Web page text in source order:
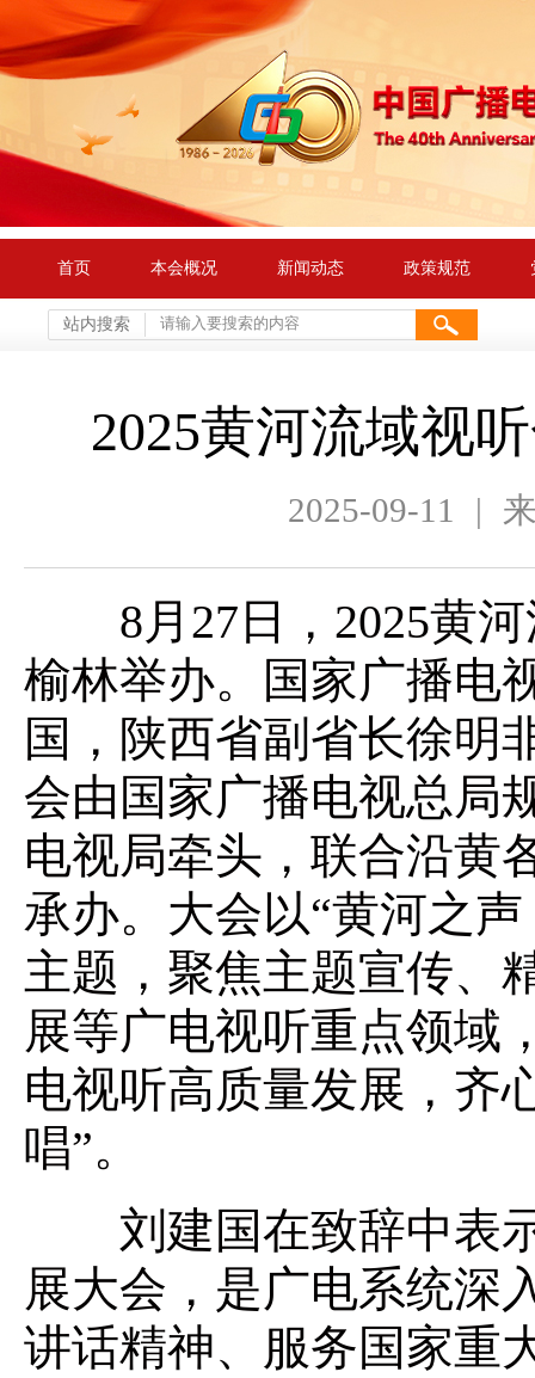
首页 本会概况 新闻动态 政策规范
站内搜索
2025黄河流域视
2025-09-11 |
8月27日，2025黄河
榆林举办。国家广播电
国，陕西省副省长徐明
会由国家广播电视总局
电视局牵头，联合沿黄
承办。大会以“黄河之
主题，聚焦主题宣传、
展等广电视听重点领域
电视听高质量发展，齐
唱”。
刘建国在致辞中表示
展大会，是广电系统深
讲话精神、服务国家重